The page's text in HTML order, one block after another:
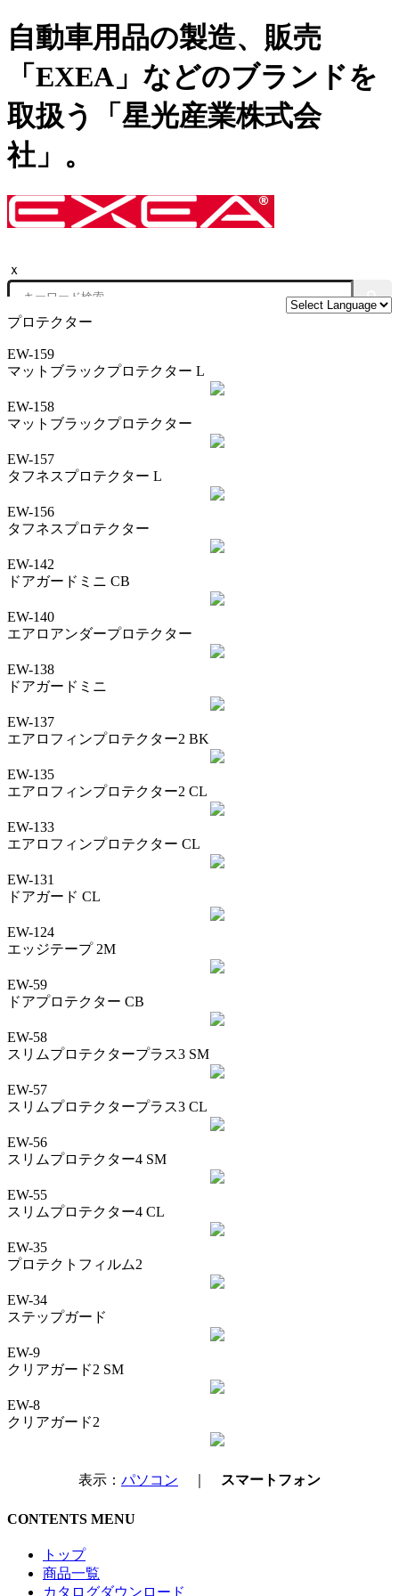
自動車用品の製造、販売
「EXEA」などのブランドを
取扱う「星光産業株式会
社」。
ｘ
プロテクター
EW-159
マットブラックプロテクター L
EW-158
マットブラックプロテクター
EW-157
タフネスプロテクター L
EW-156
タフネスプロテクター
EW-142
ドアガードミニ CB
EW-140
エアロアンダープロテクター
EW-138
ドアガードミニ
EW-137
エアロフィンプロテクター2 BK
EW-135
エアロフィンプロテクター2 CL
EW-133
エアロフィンプロテクター CL
EW-131
ドアガード CL
EW-124
エッジテープ 2M
EW-59
ドアプロテクター CB
EW-58
スリムプロテクタープラス3 SM
EW-57
スリムプロテクタープラス3 CL
EW-56
スリムプロテクター4 SM
EW-55
スリムプロテクター4 CL
EW-35
プロテクトフィルム2
EW-34
ステップガード
EW-9
クリアガード2 SM
EW-8
クリアガード2
表示： パソコン スマートフォン
CONTENTS MENU
トップ
商品一覧
カタログダウンロード